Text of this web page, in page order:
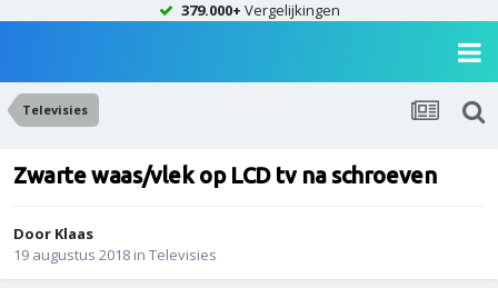
379.000+ Vergelijkingen
Televisies
Zwarte waas/vlek op LCD tv na schroeven
Door Klaas
19 augustus 2018 in Televisies